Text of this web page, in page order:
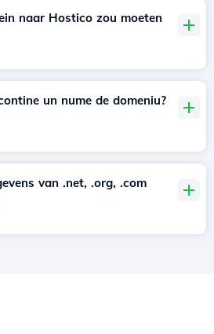
naar Hostico zou moeten
un nume de domeniu?
van .net, .org, .com